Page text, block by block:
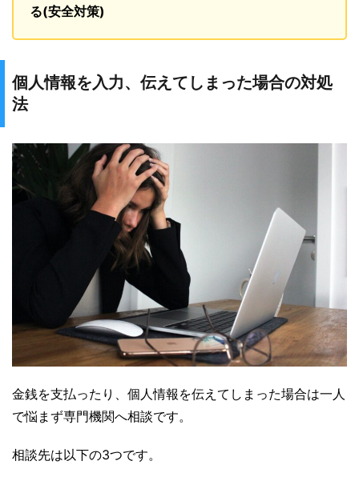
る(安全対策)
個人情報を入力、伝えてしまった場合の対処
法
金銭を支払ったり、個人情報を伝えてしまった場合は一人
で悩まず専門機関へ相談です。
相談先は以下の3つです。